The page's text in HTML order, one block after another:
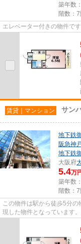
築年数
階数：7
エレベーター付きの物件です
賃貸｜マンション サン
地下鉄
阪急神
地下鉄
大阪府
5.4万
築年数
階数：7
この物件は駅から徒歩5分
現した物件となっています